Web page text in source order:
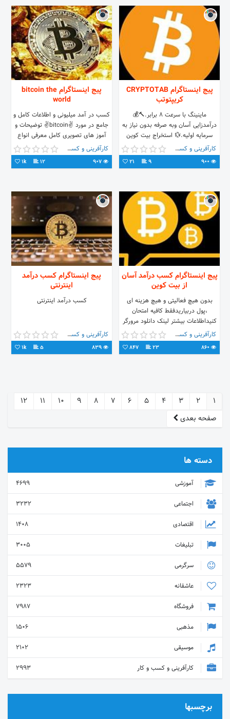
پیج اینستاگرام CRYPTOTAB
کریپتوتب
ماینینگ با سرعت 8 برابر.🔨💰
درآمدزایی آسان وبه صرفه بدون نیاز به
سرمایه اولیه.💱 استخراج بیت کوین
رایگان وسریع.💲 دانلود رایگان نرم افزار
از لینک 👇
کارآفرینی و کسب و کار
9
21
پیج اینستاگرام bitcoin the
world
کسب در آمد میلیونی و اطلاعات کامل و
جامع در مورد ✌bitcoin✌ توضیحات و
آموز های تصویری کامل معرفی انواع
نرم افزار و سایت برای کسب رایگان
بیتکوین بیت کوین یک ارز دیجیتال
هستش که در حال حاظر ۹۰ میلیون
Telegram: @bitcoin_the_world
کارآفرینی و کسب و کار
12
1k
پیج اینستاگرام کسب درآمد آسان
از بیت کوین
بدون هیچ فعالیتی و هیچ هزینه ای
،پول دربیاریدفقط کافیه امتحان
کنیداطلاعات بیشتر لینک دانلود مرورگر
کریپتو
https://get.cryptobrowser.site/3191167
کارآفرینی و کسب و کار
23
847
پیج اینستاگرام کسب درآمد
اینترنتی
کسب درآمد اینترنتی
کارآفرینی و کسب و کار
5
1k
1
2
3
4
5
6
7
8
9
10
11
12
صفحه بعدی
دسته ها
آموزشی
4699
اجتماعی
3232
اقتصادی
1408
تبلیغات
3005
سرگرمی
5579
عاشقانه
2323
فروشگاه
7987
مذهبی
1506
موسیقی
2102
کارآفرینی و کسب و کار
2993
برچسبها